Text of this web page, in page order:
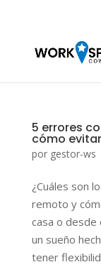
5 errores
cómo
por gestor-ws
¿Cuáles son
remoto y
casa o desde
un sueño
tener